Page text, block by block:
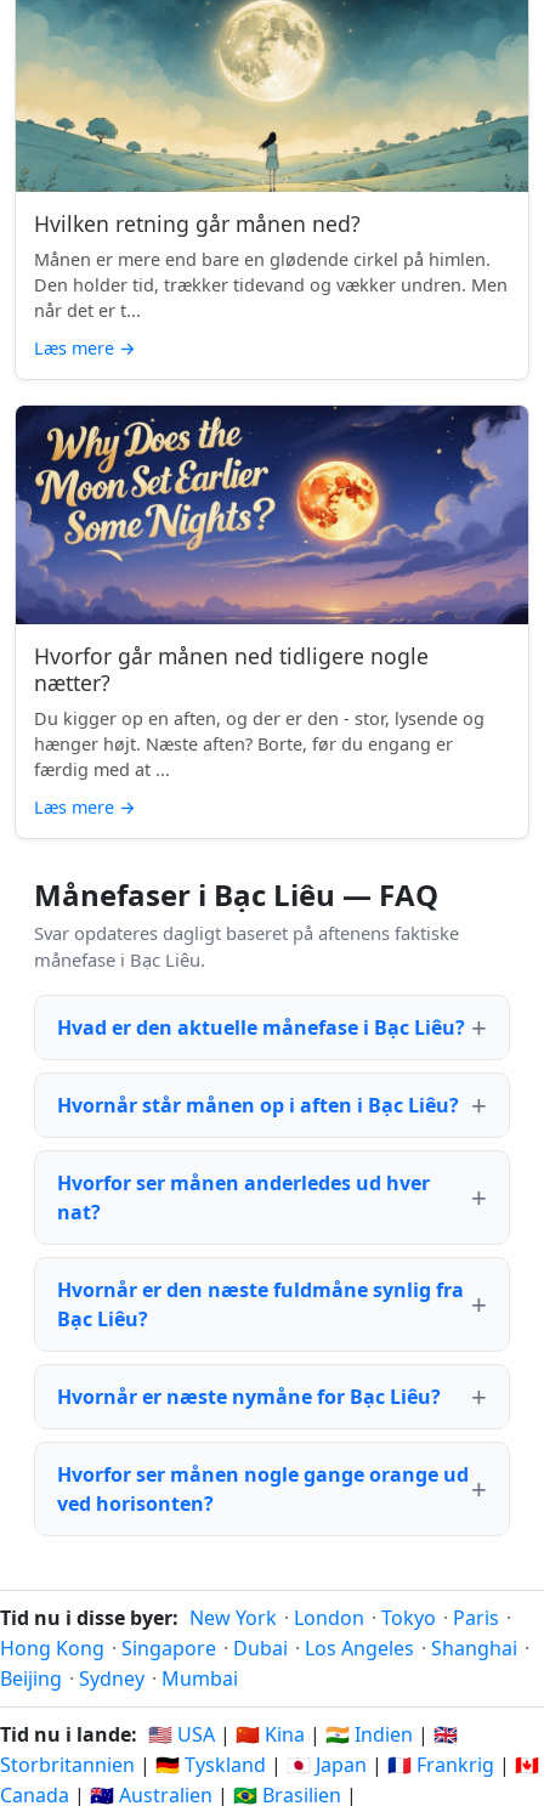
Hvilken retning går månen ned?
Månen er mere end bare en glødende cirkel på himlen.
Den holder tid, trækker tidevand og vækker undren. Men
når det er t...
Læs mere →
Hvorfor går månen ned tidligere nogle
nætter?
Du kigger op en aften, og der er den - stor, lysende og
hænger højt. Næste aften? Borte, før du engang er
færdig med at ...
Læs mere →
Månefaser i Bạc Liêu — FAQ
Svar opdateres dagligt baseret på aftenens faktiske
månefase i Bạc Liêu.
Hvad er den aktuelle månefase i Bạc Liêu?
Hvornår står månen op i aften i Bạc Liêu?
Hvorfor ser månen anderledes ud hver
nat?
Hvornår er den næste fuldmåne synlig fra
Bạc Liêu?
Hvornår er næste nymåne for Bạc Liêu?
Hvorfor ser månen nogle gange orange ud
ved horisonten?
Tid nu i disse byer: New York · London · Tokyo · Paris ·
Hong Kong · Singapore · Dubai · Los Angeles · Shanghai ·
Beijing · Sydney · Mumbai
Tid nu i lande: 🇺🇸 USA | 🇨🇳 Kina | 🇮🇳 Indien | 🇬🇧
Storbritannien | 🇩🇪 Tyskland | 🇯🇵 Japan | 🇫🇷 Frankrig | 🇨🇦
Canada | 🇦🇺 Australien | 🇧🇷 Brasilien |